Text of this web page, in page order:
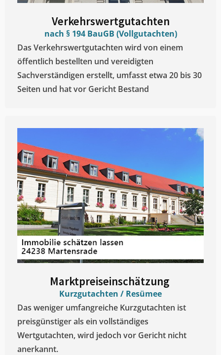
Verkehrswertgutachten
nach § 194 BauGB (Vollgutachten)
Das Verkehrswertgutachten wird von einem
öffentlich bestellten und vereidigten
Sachverständigen erstellt, umfasst etwa 20 bis 30
Seiten und hat vor Gericht Bestand
Marktpreiseinschätzung ​
Kurzgutachten / Resümee
Das weniger umfangreiche Kurzgutachten ist
preisgünstiger als ein vollständiges
Wertgutachten, wird jedoch vor Gericht nicht
anerkannt.